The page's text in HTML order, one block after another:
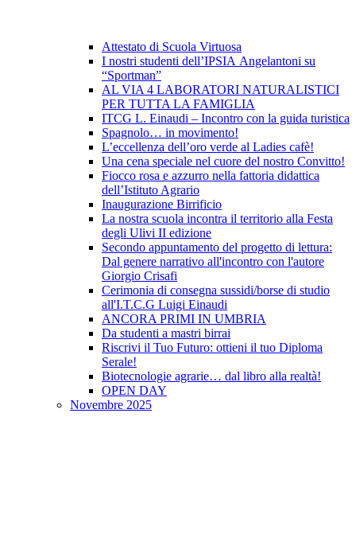
Attestato di Scuola Virtuosa
I nostri studenti dell’IPSIA Angelantoni su
“Sportman”
AL VIA 4 LABORATORI NATURALISTICI
PER TUTTA LA FAMIGLIA
ITCG L. Einaudi – Incontro con la guida turistica
Spagnolo… in movimento!
L’eccellenza dell’oro verde al Ladies cafè!
Una cena speciale nel cuore del nostro Convitto!
Fiocco rosa e azzurro nella fattoria didattica
dell’Istituto Agrario
Inaugurazione Birrificio
La nostra scuola incontra il territorio alla Festa
degli Ulivi II edizione
Secondo appuntamento del progetto di lettura:
Dal genere narrativo all'incontro con l'autore
Giorgio Crisafi
Cerimonia di consegna sussidi/borse di studio
all'I.T.C.G Luigi Einaudi
ANCORA PRIMI IN UMBRIA
Da studenti a mastri birrai
Riscrivi il Tuo Futuro: ottieni il tuo Diploma
Serale!
Biotecnologie agrarie… dal libro alla realtà!
OPEN DAY
Novembre 2025